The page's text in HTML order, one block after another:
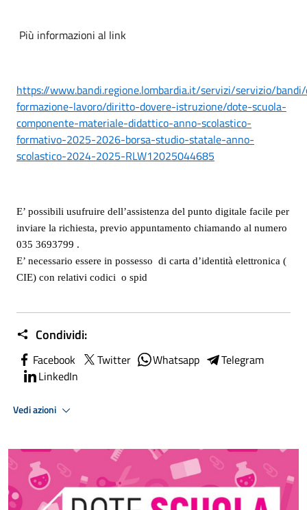
Più informazioni al link
https://www.bandi.regione.lombardia.it/servizi/servizio/
formazione-lavoro/diritto-dovere-istruzione/dote-scuola-
componente-materiale-didattico-anno-scolastico-
formativo-2025-2026-borsa-studio-statale-anno-
scolastico-2024-2025-RLW12025044685
E’ possibili usufruire dell’assistenza del punto digitale facile per
inviare la richiesta, previo appuntamento chiamando al numero
035 3693799 .
E’ necessario essere in possesso di carta d’identità elettronica (
CIE) con relativi codici o spid
Condividi:
Facebook Twitter Whatsapp
Telegram
LinkedIn
Vedi azioni